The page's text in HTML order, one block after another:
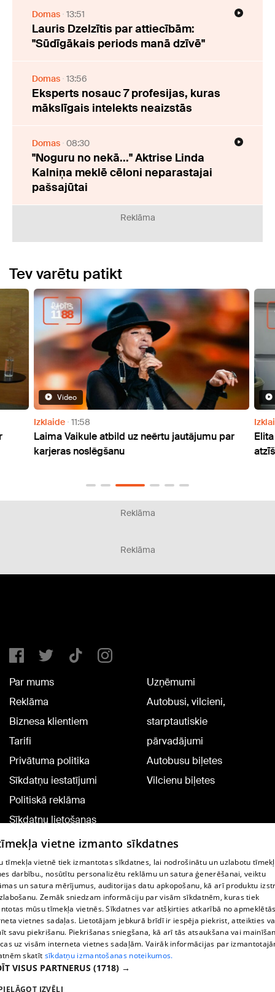
Domas 13:51
Lauris Dzelzītis par attiecībām:
"Sūdīgākais periods manā dzīvē"
Domas 13:56
Eksperts nosauc 7 profesijas, kuras
mākslīgais intelekts neaizstās
Domas 08:30
"Noguru no nekā..." Aktrise Linda
Kalniņa meklē cēloni neparastajai
pašsajūtai
Reklāma
Tev varētu patikt
Video
Izklaide 11:58
Laima Vaikule atbild uz neērtu jautājumu par
karjeras noslēgšanu
Reklāma
Reklāma
Par mums
Reklāma
Biznesa klientiem
Tarifi
Privātuma politika
Sīkdatņu iestatījumi
Politiskā reklāma
Sīkdatņu lietošanas
noteikumi
Komentāru pievienošana
Uzņēmumi
Autobusi, vilcieni,
starptautiskie
pārvadājumi
Autobusu biļetes
Vilcienu biļetes
TV programma
Līguma noteikumi
360 Ziņu kontakti
Helio Media
Portāla palīdzības dienests: e-pasts -
vietne izmanto sīkdatnes
tīmekļa vietnē tiek izmantotas sīkdatnes, lai nodrošinātu un uzlabotu
darbību., nosūtītu personalizētu reklāmu un satura ģenerēšanai, veiktu
un satura mērījumus, auditorijas datu apkopošanu, kā arī produktu
Zemāk sniedzam informāciju par visām sīkdatnēm, kuras tiek
mūsu tīmekļa vietnēs. Sīkdatnes var atšķirties atkarībā no
vietnes sadaļas. Lietotājam jebkurā brīdī ir iespēja piekrist, atteikties
savu piekrišanu. Piekrišanas sniegšana, kā arī tās atsaukšana vai
uz visām interneta vietnes sadaļām. Vairāk informācijas par
skatīt sīkdatņu izmantošanas noteikumos.
VISUS PARTNERUS (1718) →
IZVĒLI